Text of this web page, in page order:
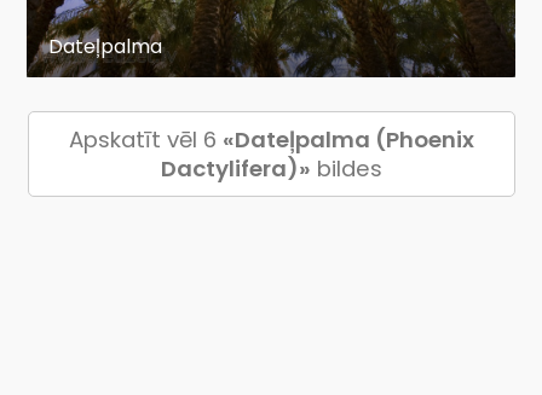
Dateļpalma
Apskatīt vēl 6 «Dateļpalma (Phoenix
Dactylifera)» bildes